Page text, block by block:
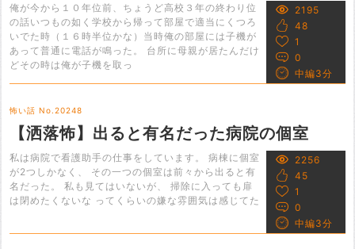
俺が今から１０年位前、ちょうど高校３年の終わり位
の話いつもの如く学校から帰って部屋で適当にくつろ
いでた時（１６時半位かな）当時俺の部屋には子機が
あって普通に電話が鳴った。 台所に母親が居たんだけ
どその時は俺が子機を取っ
2195
48
1
0
中編3分
怖い話 No.20248
【洒落怖】出ると有名だった病院の個室
私は病院で看護助手の仕事をしています。 病棟に個室
が2つしかなく、 その一つの個室は前々から出ると有
名だった。 私も見てはいないが、 掃除に入っても扉
は閉めたくないな ってくらいの嫌な雰囲気は感じてた
2256
45
1
0
中編3分